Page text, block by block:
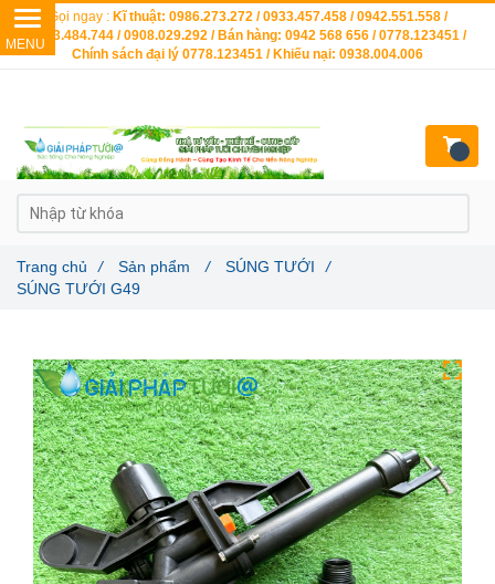
Trang chủ / Sản phẩm / SÚNG TƯỚI
/
SÚNG TƯỚI G49
Gọi ngay : Kĩ thuật: 0986.273.272 / 0933.457.458 / 0942.551.558 /
0903.484.744 / 0908.029.292 / Bán hàng: 0942 568 656 / 0778.123451 /
Chính sách đại lý 0778.123451 / Khiếu nại: 0938.004.006